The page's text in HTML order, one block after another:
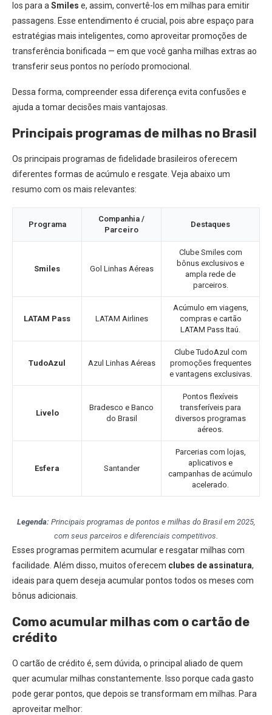
los para a Smiles e, assim, convertê-los em milhas para emitir
passagens. Esse entendimento é crucial, pois abre espaço para
estratégias mais inteligentes, como aproveitar promoções de
transferência bonificada — em que você ganha milhas extras ao
transferir seus pontos no período promocional.
Dessa forma, compreender essa diferença evita confusões e
ajuda a tomar decisões mais vantajosas.
Principais programas de milhas no Brasil
Os principais programas de fidelidade brasileiros oferecem
diferentes formas de acúmulo e resgate. Veja abaixo um
resumo com os mais relevantes:
Programa
Companhia /
Parceiro
Destaques
Smiles Gol Linhas Aéreas
Clube Smiles com
bônus exclusivos e
ampla rede de
parceiros.
LATAM Pass LATAM Airlines
Acúmulo em viagens,
compras e cartão
LATAM Pass Itaú.
TudoAzul Azul Linhas Aéreas
Clube TudoAzul com
promoções frequentes
e vantagens exclusivas.
Livelo
Bradesco e Banco
do Brasil
Pontos flexíveis
transferíveis para
diversos programas
aéreos.
Esfera Santander
Parcerias com lojas,
aplicativos e
campanhas de acúmulo
acelerado.
Legenda: Principais programas de pontos e milhas do Brasil em 2025,
com seus parceiros e diferenciais competitivos.
Esses programas permitem acumular e resgatar milhas com
facilidade. Além disso, muitos oferecem clubes de assinatura,
ideais para quem deseja acumular pontos todos os meses com
bônus adicionais.
Como acumular milhas com o cartão de
crédito
O cartão de crédito é, sem dúvida, o principal aliado de quem
quer acumular milhas constantemente. Isso porque cada gasto
pode gerar pontos, que depois se transformam em milhas. Para
aproveitar melhor: